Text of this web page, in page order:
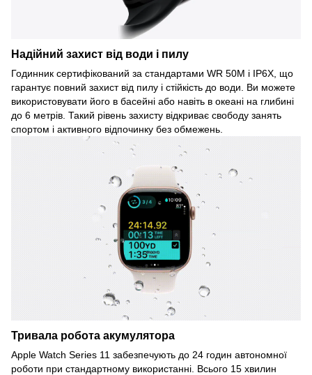
Надійний захист від води і пилу
Годинник сертифікований за стандартами WR 50M і IP6X, що
гарантує повний захист від пилу і стійкість до води. Ви можете
використовувати його в басейні або навіть в океані на глибині
до 6 метрів. Такий рівень захисту відкриває свободу занять
спортом і активного відпочинку без обмежень.
Тривала робота акумулятора
Apple Watch Series 11 забезпечують до 24 годин автономної
роботи при стандартному використанні. Всього 15 хвилин